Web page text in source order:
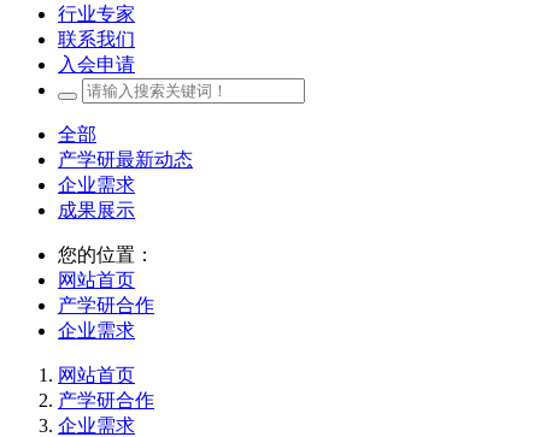
行业专家
联系我们
入会申请
全部
产学研最新动态
企业需求
成果展示
您的位置：
网站首页
产学研合作
企业需求
网站首页
产学研合作
企业需求